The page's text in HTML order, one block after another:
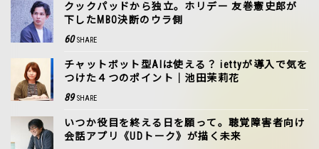
クックパッドから独立。ホリデー 友巻憲史郎が
下したMBO決断のウラ側
60 SHARE
チャットボット型AIは使える？ iettyが導入で気を
つけた４つのポイント｜池田茉莉花
89 SHARE
いつか役目を終える日を願って。聴覚障害者向け
会話アプリ《UDトーク》が描く未来